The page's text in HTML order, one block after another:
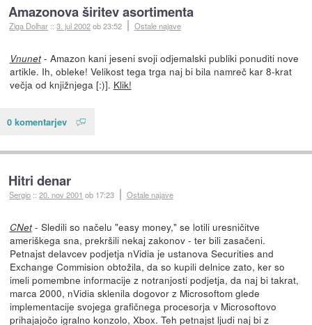
Amazonova širitev asortimenta
Ziga Dolhar ::3. jul 2002ob 23:52 Ostale najave
Vnunet- Amazon kani jeseni svoji odjemalski publiki ponuditi nove
artikle. Ih, obleke! Velikost tega trga naj bi bila namreč kar 8-krat
večja od knjižnjega [:)]. Klik!
0 komentarjev
Hitri denar
Sergio ::20. nov 2001 ob 17:23 Ostale najave
CNet- Sledili so načelu "easy money," se lotili uresničitve
ameriškega sna, prekršili nekaj zakonov - ter bili zasačeni.
Petnajst delavcev podjetja nVidia je ustanova Securities and
Exchange Commision obtožila, da so kupili delnice zato, ker so
imeli pomembne informacije z notranjosti podjetja, da naj bi takrat,
marca 2000, nVidia sklenila dogovor z Microsoftom glede
implementacije svojega grafičnega procesorja v Microsoftovo
prihajajočo igralno konzolo, Xbox. Teh petnajst ljudi naj bi z